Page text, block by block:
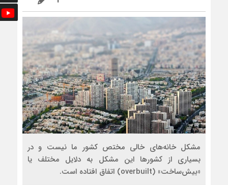
مشکل خانه‌های خالی مختص کشور ما نیست و در
بسیاری از کشورها این مشکل به دلایل مختلف یا
«بیش‌‌ساخت» (overbuilt) اتفاق افتاده است.